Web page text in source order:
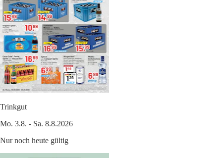
Trinkgut
Mo. 3.8. - Sa. 8.8.2026
Nur noch heute gültig